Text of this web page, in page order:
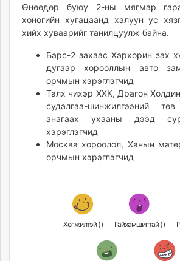
urlag.mn
unen.mn
shudarga.mn
shuurhai.mn
unuudur.mn
mglradio.com
itoim.mn
tumen.mn
Өнөөдөр буюу 2-ны мягмар
хоногийн хугацаанд халуун ус
хийх хуваарийг танилцуулж байна.
Барс-2 захаас Хархорин зах
дугаар хорооллын авто
орчмын хэрэглэгчид
Талх чихэр ХХК, Драгон
судалгаа-шинжилгээний
анагаах ухааны дээд
хэрэглэгчид
Москва хороолол, Ханын
орчмын хэрэглэгчид
Хөгжилтэй () Гайхамшигтай ()